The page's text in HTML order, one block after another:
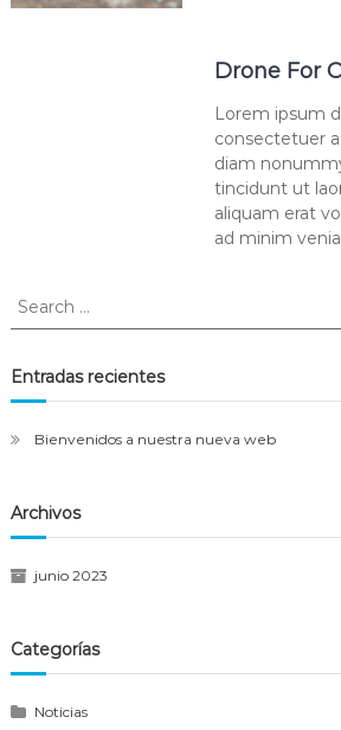
Drone For
Lorem ipsum
consectetuer
diam
tincidunt ut
aliquam erat
ad minim
Search
Entradas recientes
Bienvenidos a nuestra nueva web
Archivos
junio 2023
Categorías
Noticias